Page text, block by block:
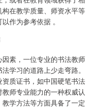
在教学质量、师资水平等
作为参考依据 。
素，一位专业的书法教师
学习的道路上少走弯路。
质证书，如中国硬笔书法
师专业能力的一种权威认
学方法等方面具备了一定